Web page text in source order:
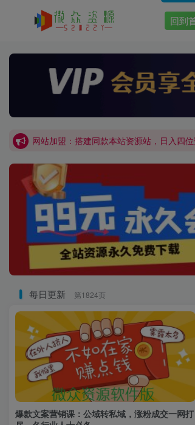
回到
开通会员，无限下载各大机构内部资源，
网站加盟：搭建同款本站资源站，日入四位
开通会员，无限下载各大机构内部资源，
每日更新 第1824页
爆款文案营销课：公域转私域，涨粉成交一网打